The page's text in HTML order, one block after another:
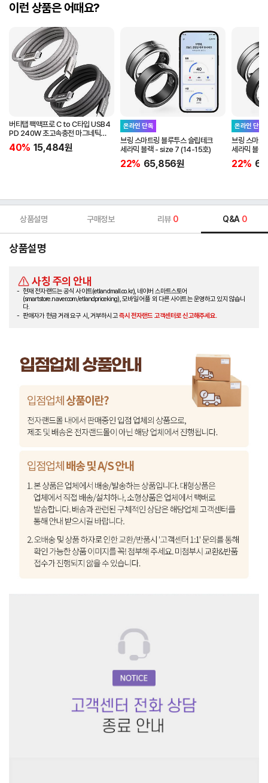
이런 상품은 어때요?
버티탭 팩맥프로 C to C타입 USB4
PD 240W 초고속충전 마그네틱
케이블 1m
40% 15,484원
온라인 단독
브링 스마트링 블루투스 슬립테크
세라믹 블랙 - size 7 (14-15호)
22% 65,856원
온라인 단독
브링 스마트
세라믹 블
22%
상품설명 구매정보 리뷰 0 Q&A 0
상품설명
사칭 주의 안내
현재 전자랜드는 공식 사이트(etlandmall.co.kr), 네이버 스마트스토어
(smartstore.naver.com/etlandpriceking), 모바일 어플 외 다른 사이트는 운영하고 있지 않습니
다.
판매자가 현금 거래 요구 시, 거부하시고즉시 전자랜드 고객센터로 신고해주세요.